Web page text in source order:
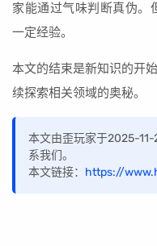
家能通过气味判断真伪。
一定经验。
本文的结束是新知识的开
续探索相关领域的奥秘。
本文由歪玩家于2025-
系我们。
本文链接： https://